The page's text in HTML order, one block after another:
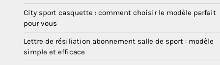
City sport casquette : comment choisir le modèle parfait
pour vous
Lettre de résiliation abonnement salle de sport : modèle
simple et efficace